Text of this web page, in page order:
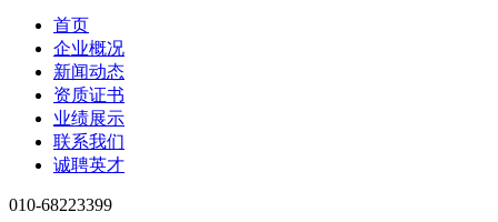
首页
企业概况
新闻动态
资质证书
业绩展示
联系我们
诚聘英才
010-68223399